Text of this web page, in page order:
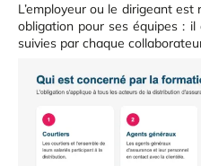
L’employeur ou le dirigeant
obligation pour ses équipes :
suivies par chaque